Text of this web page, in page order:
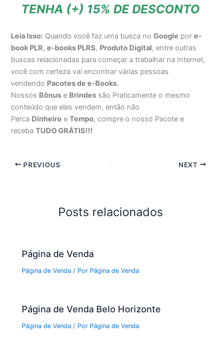
TENHA (+) 15% DE DESCONTO
Leia Isso: Quando você faz uma busca noGoogle pore-
book PLR,e-books PLRS, Produto Digital, entre outras
buscas relacionadas para começar a trabalhar na Internet,
você com certeza vai encontrar várias pessoas
vendendo Pacotes de e-Books.
Nossos Bônus e Brindes são Praticamente o mesmo
conteúdo que eles vendem, então não
Perca Dinheiro eTempo, compre o nosso Pacote e
recebaTUDO GRÁTIS!!!
PREVIOUS NEXT
Posts relacionados
Página de Venda
Página de Venda / Por Página de Venda
Página de Venda Belo Horizonte
Página de Venda / Por Página de Venda